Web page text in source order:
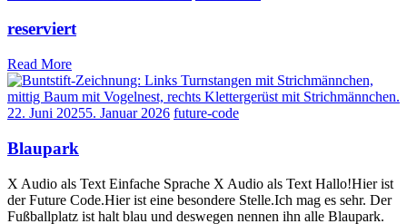
reserviert
Read More
22. Juni 20255. Januar 2026 future-code
Blaupark
X Audio als Text Einfache Sprache X Audio als Text Hallo!Hier ist
der Future Code.Hier ist eine besondere Stelle.Ich mag es sehr. Der
Fußballplatz ist halt blau und deswegen nennen ihn alle Blaupark.